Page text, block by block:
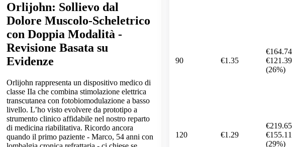
Orlijohn: Sollievo dal
Dolore Muscolo-Scheletrico
con Doppia Modalità -
Revisione Basata su
Evidenze
Orlijohn rappresenta un dispositivo medico di
classe IIa che combina stimolazione elettrica
transcutanea con fotobiomodulazione a basso
livello. L’ho visto evolvere da prototipo a
strumento clinico affidabile nel nostro reparto
di medicina riabilitativa. Ricordo ancora
quando il primo paziente - Marco, 54 anni con
90 €1.35
€164.74
€121.39
(26%)
120 €1.29
€219.65
€155.11
(29%)